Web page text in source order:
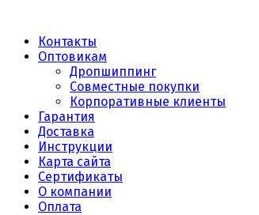
Контакты
Оптовикам
Дропшиппинг
Совместные покупки
Корпоративные клиенты
Гарантия
Доставка
Инструкции
Карта сайта
Сертификаты
О компании
Оплата